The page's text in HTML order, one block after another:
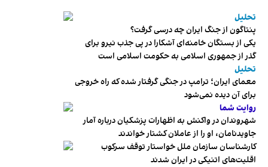
تحلیل
پنتاگون از جنگ ایران چه درسی گرفت؟
یکی از بستگان خامنه‌ای آشکارا در پی جذب نیرو برای
گذر از جمهوری اسلامی به حکومت اسلامی است
تحلیل
معمای ایران؛ ترامپ در جنگی گرفتار شده که راه خروجی
برای آن دیده نمی‌شود
روایت شما
شهروندان در واکنش به اظهارات پزشکیان درباره آمار
جاویدنامان، او را از عاملان کشتار خواندند
کارشناسان سازمان ملل خواستار توقف سرکوب
اقلیت‌های اتنیکی در ایران شدند